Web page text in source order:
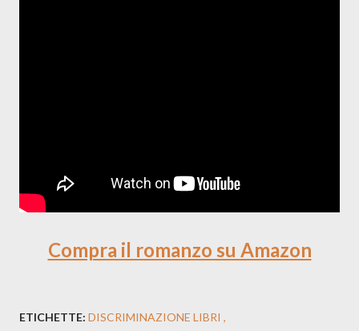
Compra il romanzo su Amazon
ETICHETTE: DISCRIMINAZIONE LIBRI